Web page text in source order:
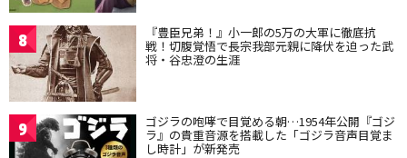
8 『豊臣兄弟！』小一郎の5万の大軍に徹底抗
戦！切腹覚悟で長宗我部元親に降伏を迫った武
将・谷忠澄の生涯
9 ゴジラの咆哮で目覚める朝…1954年公開『ゴジ
ラ』の貴重音源を搭載した「ゴジラ音声目覚ま
し時計」が新発売